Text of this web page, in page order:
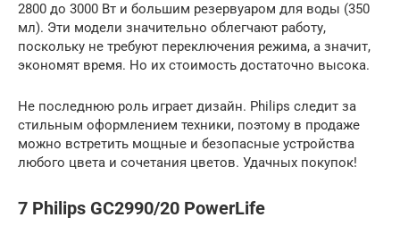
2800 до 3000 Вт и большим резервуаром для воды (350
мл). Эти модели значительно облегчают работу,
поскольку не требуют переключения режима, а значит,
экономят время. Но их стоимость достаточно высока.
Не последнюю роль играет дизайн. Philips следит за
стильным оформлением техники, поэтому в продаже
можно встретить мощные и безопасные устройства
любого цвета и сочетания цветов. Удачных покупок!
7 Philips GC2990/20 PowerLife